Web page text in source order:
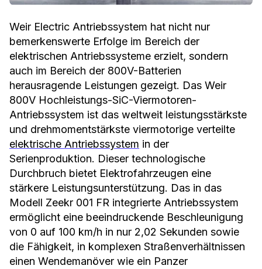
Weir Electric Antriebssystem hat nicht nur
bemerkenswerte Erfolge im Bereich der
elektrischen Antriebssysteme erzielt, sondern
auch im Bereich der 800V-Batterien
herausragende Leistungen gezeigt. Das Weir
800V Hochleistungs-SiC-Viermotoren-
Antriebssystem ist das weltweit leistungsstärkste
und drehmomentstärkste viermotorige verteilte
elektrische Antriebssystem in der
Serienproduktion. Dieser technologische
Durchbruch bietet Elektrofahrzeugen eine
stärkere Leistungsunterstützung. Das in das
Modell Zeekr 001 FR integrierte Antriebssystem
ermöglicht eine beeindruckende Beschleunigung
von 0 auf 100 km/h in nur 2,02 Sekunden sowie
die Fähigkeit, in komplexen Straßenverhältnissen
einen Wendemanöver wie ein Panzer